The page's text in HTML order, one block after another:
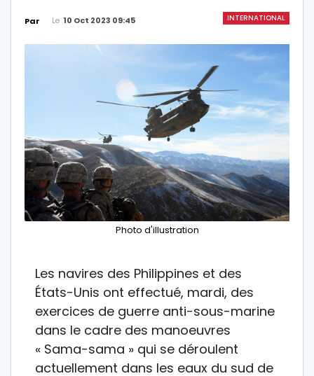
INTERNATIONAL
Par Le 10 Oct 2023 09:45
Photo d'illustration
Les navires des Philippines et des
États-Unis ont effectué, mardi, des
exercices de guerre anti-sous-marine
dans le cadre des manoeuvres
« Sama-sama » qui se déroulent
actuellement dans les eaux du sud de